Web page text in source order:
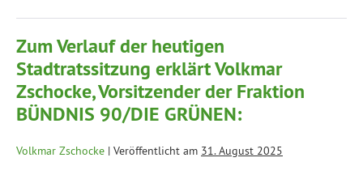
Zum Verlauf der heutigen
Stadtratssitzung erklärt Volkmar
Zschocke, Vorsitzender der Fraktion
BÜNDNIS 90/DIE GRÜNEN:
Volkmar Zschocke | Veröffentlicht am 31. August 2025